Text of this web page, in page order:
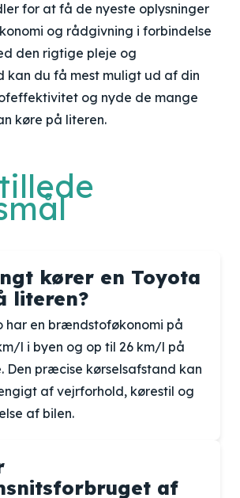
for at få de nyeste oplysninger
og rådgivning i forbindelse
den rigtige pleje og
kan du få mest muligt ud af din
og nyde de mange
køre på literen.
kører en Toyota
literen?
har en brændstoføkonomi på
l i byen og op til 26 km/l på
Den præcise kørselsafstand kan
af vejrforhold, kørestil og
af bilen.
af